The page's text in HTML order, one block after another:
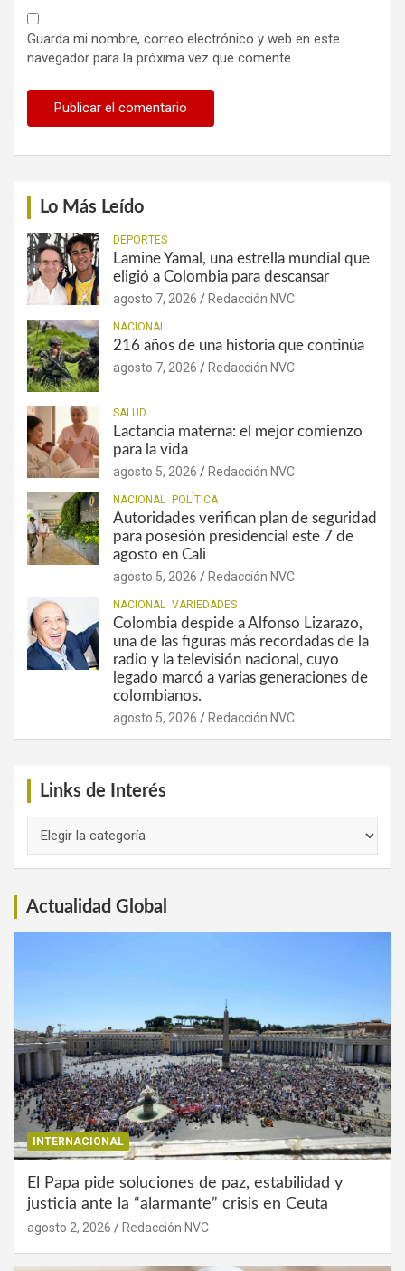
Guarda mi nombre, correo electrónico y web en este
navegador para la próxima vez que comente.
Lo Más Leído
DEPORTES
Lamine Yamal, una estrella mundial que
eligió a Colombia para descansar
agosto 7, 2026 Redacción NVC
NACIONAL
216 años de una historia que continúa
agosto 7, 2026 Redacción NVC
SALUD
Lactancia materna: el mejor comienzo
para la vida
agosto 5, 2026 Redacción NVC
NACIONAL POLÍTICA
Autoridades verifican plan de seguridad
para posesión presidencial este 7 de
agosto en Cali
agosto 5, 2026 Redacción NVC
NACIONAL VARIEDADES
Colombia despide a Alfonso Lizarazo,
una de las figuras más recordadas de la
radio y la televisión nacional, cuyo
legado marcó a varias generaciones de
colombianos.
agosto 5, 2026 Redacción NVC
Links de Interés
Actualidad Global
INTERNACIONAL
El Papa pide soluciones de paz, estabilidad y
justicia ante la “alarmante” crisis en Ceuta
agosto 2, 2026 Redacción NVC